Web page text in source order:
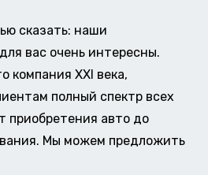
сказать: наши
вас очень интересны.
компания XXI века,
полный спектр всех
приобретения авто до
Мы можем предложить